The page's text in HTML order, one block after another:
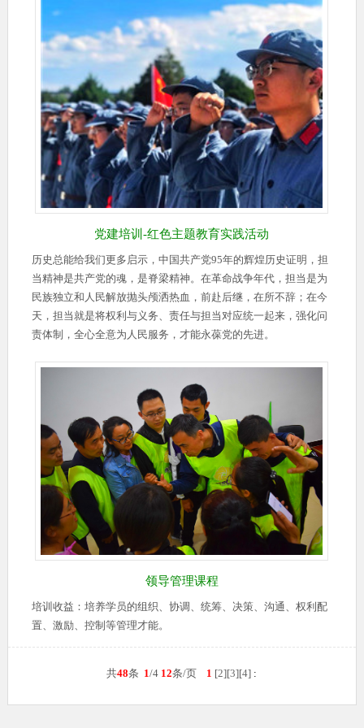
党建培训-红色主题教育实践活动
历史总能给我们更多启示，中国共产党95年的辉煌历史证明，担
当精神是共产党的魂，是脊梁精神。在革命战争年代，担当是为
民族独立和人民解放抛头颅洒热血，前赴后继，在所不辞；在今
天，担当就是将权利与义务、责任与担当对应统一起来，强化问
责体制，全心全意为人民服务，才能永葆党的先进。
领导管理课程
培训收益：培养学员的组织、协调、统筹、决策、沟通、权利配
置、激励、控制等管理才能。
共48条 1/4 12条/页 1 [2][3][4] :